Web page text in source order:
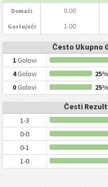
Domaći 0.00
Gostujući 1.00
Često Ukupno
1Golovi
4Golovi 25%
0Golovi 25%
Česti
1-3
0-0
0-1
1-0